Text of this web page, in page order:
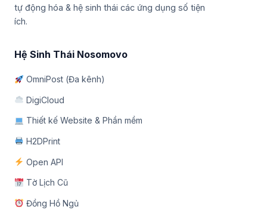
tự động hóa & hệ sinh thái các ứng dụng số tiện
ích.
Hệ Sinh Thái Nosomovo
OmniPost (Đa kênh)
DigiCloud
Thiết kế Website & Phần mềm
H2DPrint
Open API
Tờ Lịch Cũ
Đồng Hồ Ngủ